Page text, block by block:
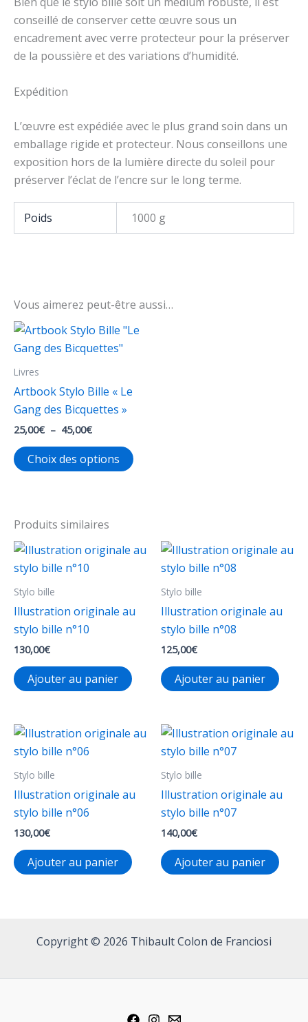
conseillé de conserver cette œuvre sous un
encadrement avec verre protecteur pour la préserver
de la poussière et des variations d’humidité.
Expédition
L’œuvre est expédiée avec le plus grand soin dans un
emballage rigide et protecteur. Nous conseillons une
exposition hors de la lumière directe du soleil pour
préserver l’éclat de l’encre sur le long terme.
Poids 1000 g
Vous aimerez peut-être aussi…
Livres
Artbook Stylo Bille « Le
Gang des Bicquettes »
25,00€ – 45,00€Plage
prix :
25,00€
Choix des options
produit
options
peuvent
choisies
Produits similaires
Stylo bille
Illustration originale au
stylo bille n°10
130,00€
Ajouter au panier
Stylo bille
Illustration originale au
stylo bille n°08
125,00€
Ajouter au panier
Stylo bille
Illustration originale au
stylo bille n°06
130,00€
Ajouter au panier
Stylo bille
Illustration originale au
stylo bille n°07
140,00€
Ajouter au panier
Copyright © 2026 Thibault Colon de Franciosi